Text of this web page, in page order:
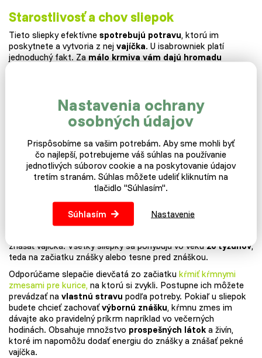
Starostlivosť a chov sliepok
Tieto sliepky efektívne spotrebujú potravu, ktorú im
poskytnete a vytvoria z nej vajíčka. U isabrowniek platí
jednoduchý fakt. Za málo krmiva vám dajú hromadu
sú plne schopné dať vám pekné čulékuriatka , ich potomstvo
nedosiahne také kvality znášky ako ich matky. Každá
isabrownka sa totiž šľachtí zvlášť špeciálnym postupom
kríženia rôznych čistokrvných plemien, kým nevznikne finálny
znáškový hybrid.
Ako sa o sliepočku starať po prívoze
Naše sliepočky po závoze umiestnite dopokojného
prostredias dostatkom jedla a vody. Po prekonaní stresu z
znášať vajíčka. Všetky sliepky sa pohybujú vo veku20 týždňov,
teda na začiatku znášky alebo tesne pred znáškou.
Odporúčame slepačie dievčatá zo začiatku kŕmiť kŕmnymi
zmesami pre kurice, na ktorú si zvykli. Postupne ich môžete
prevádzať na vlastnú stravu podľa potreby. Pokiaľ u sliepok
budete chcieť zachovaťvýbornú znášku, kŕmnu zmes im
dávajte ako pravidelný príkrm napríklad vo večerných
hodinách. Obsahuje množstvo prospešných látok a živín,
ktoré im napomôžu dodať energiu do znášky a znášať pekné
vajíčka.
Nastavenia ochrany
osobných údajov
Prispôsobíme sa vašim potrebám. Aby sme mohli byť
čo najlepší, potrebujeme váš súhlas na používanie
jednotlivých súborov cookie a na poskytovanie údajov
tretím stranám. Súhlas môžete udeliť kliknutím na
tlačidlo "Súhlasím".
Súhlasím Nastavenie